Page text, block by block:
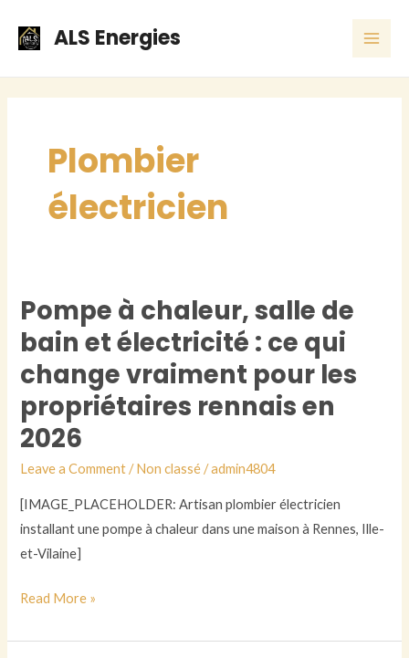
ALS Energies
Plombier
électricien
Pompe à chaleur, salle de
bain et électricité : ce qui
change vraiment pour les
propriétaires rennais en
2026
Leave a Comment /Non classé/admin4804
[IMAGE_PLACEHOLDER: Artisan plombier électricien
installant une pompe à chaleur dans une maison à Rennes, Ille-
et-Vilaine]
Pompe
à
chaleur,
salle
de
bain
électricité
:
ce
qui
vraiment
Read More »